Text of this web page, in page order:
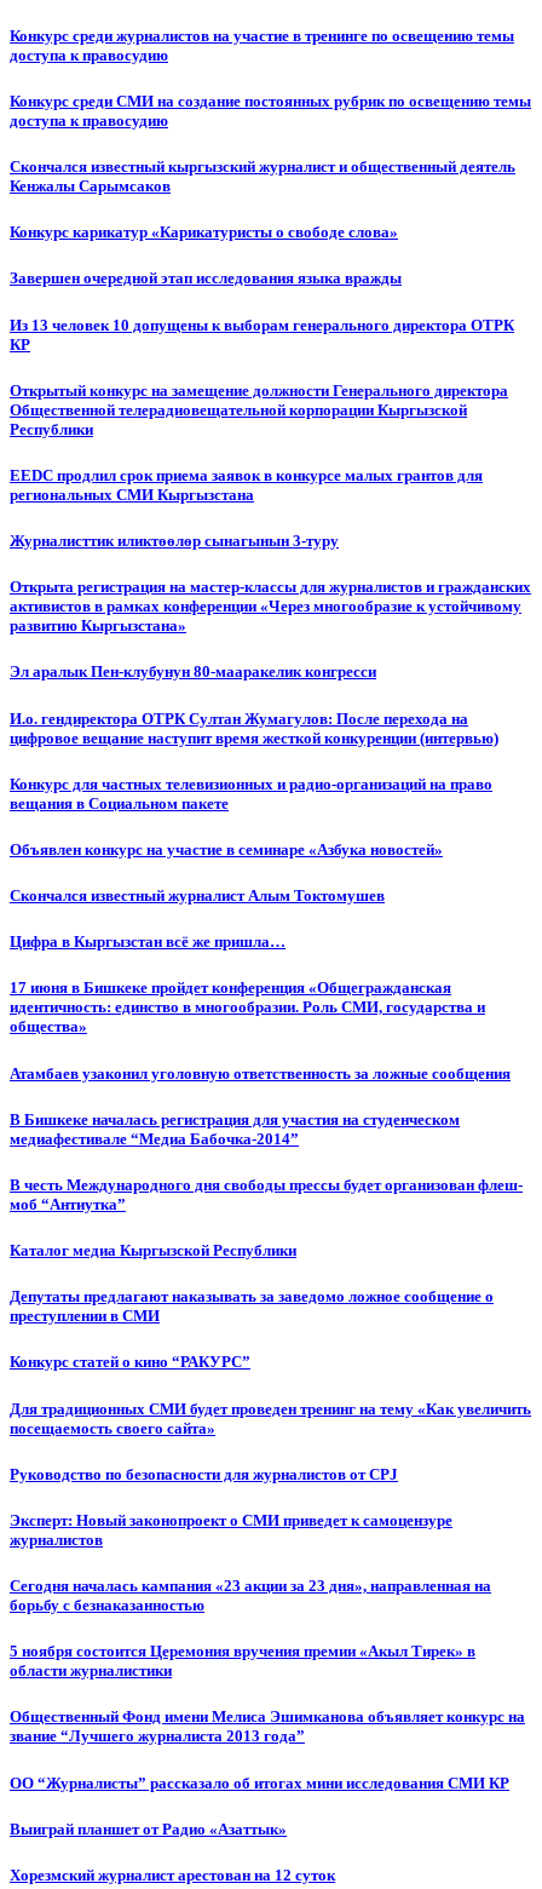
Конкурс среди журналистов на участие в тренинге по освещению темы
доступа к правосудию
Конкурс среди СМИ на создание постоянных рубрик по освещению темы
доступа к правосудию
Скончался известный кыргызский журналист и общественный деятель
Кенжалы Сарымсаков
Конкурс карикатур «Карикатуристы о свободе слова»
Завершен очередной этап исследования языка вражды
Из 13 человек 10 допущены к выборам генерального директора ОТРК
КР
Открытый конкурс на замещение должности Генерального директора
Общественной телерадиовещательной корпорации Кыргызской
Республики
EEDC продлил срок приема заявок в конкурсе малых грантов для
региональных СМИ Кыргызстана
Журналисттик иликтөөлөр сынагынын 3-туру
Открыта регистрация на мастер-классы для журналистов и гражданских
активистов в рамках конференции «Через многообразие к устойчивому
развитию Кыргызстана»
Эл аралык Пен-клубунун 80-мааракелик конгресси
И.о. гендиректора ОТРК Султан Жумагулов: После перехода на
цифровое вещание наступит время жесткой конкуренции (интервью)
Конкурс для частных телевизионных и радио-организаций на право
вещания в Социальном пакете
Объявлен конкурс на участие в семинаре «Азбука новостей»
Cкончался известный журналист Алым Токтомушев
Цифра в Кыргызстан всё же пришла…
17 июня в Бишкеке пройдет конференция «Общегражданская
идентичность: единство в многообразии. Роль СМИ, государства и
общества»
Атамбаев узаконил уголовную ответственность за ложные сообщения
В Бишкеке началась регистрация для участия на студенческом
медиафестивале “Медиа Бабочка-2014”
В честь Международного дня свободы прессы будет организован флеш-
моб “Антиутка”
Каталог медиа Кыргызской Республики
Депутаты предлагают наказывать за заведомо ложное сообщение о
преступлении в СМИ
Конкурс статей о кино “РАКУРС”
Для традиционных СМИ будет проведен тренинг на тему «Как увеличить
посещаемость своего сайта»
Руководство по безопасности для журналистов от CPJ
Эксперт: Новый законопроект о СМИ приведет к самоцензуре
журналистов
Сегодня началась кампания «23 акции за 23 дня», направленная на
борьбу с безнаказанностью
5 ноября состоится Церемония вручения премии «Акыл Тирек» в
области журналистики
Общественный Фонд имени Мелиса Эшимканова объявляет конкурс на
звание “Лучшего журналиста 2013 года”
ОО “Журналисты” рассказало об итогах мини исследования СМИ КР
Выиграй планшет от Радио «Азаттык»
Хорезмский журналист арестован на 12 суток